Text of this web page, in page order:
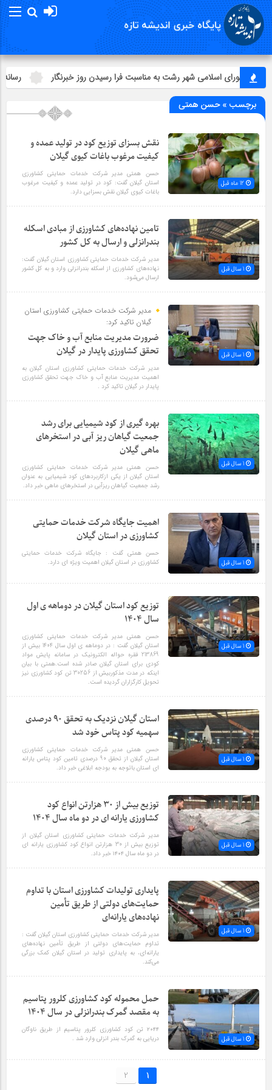
شورای اسلامي شهر رشت به مناسبت فرا رسیدن روز خبرنگار
برچسب » حسن همتی
نقش بسزای توزیع کود در تولید عمده و
کیفیت مرغوب باغات کیوی گیلان
حسن همتی مدیر شرکت خدمات حمایتی کشاورزی
استان گیلان گفت: کود در تولید عمده و کیفیت مرغوب
باغات کیوی گیلان نقش بسزایی دارد.
تامین نهاده‌های کشاورزی از مبادی اسکله
بندرانزلی و ارسال به کل کشور
مدیر شرکت خدمات حمایتی کشاورزی استان گیلان گفت:
نهاده‌های کشاورزی از اسکله بندرانزلی وارد و به کل کشور
ارسال می‌شود.
مدیر شرکت خدمات حمایتی کشاورزی استان
گیلان تاکید کرد:
ضرورت مدیریت منابع آب و خاک جهت
تحقق کشاورزی پایدار در گیلان
مدیر شرکت خدمات حمایتی کشاورزی استان گیلان به
اهمیت مدیریت منابع آب و خاک جهت تحقق کشاورزی
پایدار در گیلان تاکید کرد .
بهره گیری از کود شیمیایی برای رشد
جمعیت گیاهان ریز آبی در استخر‌های
ماهی گیلان
حسن همتی مدیر شرکت خدمات حمایتی کشاورزی
استان گیلان از یکی ازکاربرد‌های کود شیمیایی به عنوان
رشد جمعیت گیاهان ریزآبی در استخر‌های ماهی خبر داد.
اهمیت جایگاه شرکت خدمات حمایتی
کشاورزی در استان گیلان
حسن همتی گفت : جایگاه شرکت خدمات حمایتی
کشاورزی در استان گیلان اهمیت ویژه ای دارد.
توزیع کود استان گیلان در دوماهه ی اول
سال 1404
حسن همتی مدیر شرکت خدمات حمایتی کشاورزی
استان گیلان گفت : در دوماهه ی اول سال 1404 بیش از
213869 فقره حواله الکترونیک در سامانه پایش مواد
کودی برای استان گیلان صادر شده است.همتی با بیان
اینکه در مدت مذکوربیش از 30256 تن کود کشاورزی نیز
تحویل کارگزاران گردیده است.
استان گیلان نزدیک به تحقق 90 درصدی
سهمیه کود پتاس خود شد
حسن همتی مدیر شرکت خدمات حمایتی کشاورزی
استان گیلان از تحقق 90 درصدی تامین کود پتاس یارانه
ای استان باتوجه به بودجه ابلاغی خبر داد.
توزیع بیش از 30 هزارتن انواع کود
کشاورزی یارانه ای در دو ماه سال ۱۴۰۴
مدیر شرکت خدمات حمایتی کشاورزی استان گیلان از
توزیع بیش از 30 هزارتن انواع کود کشاورزی یارانه ای
در دو ماه سال ۱۴۰۴ خبر داد.
پایداری تولیدات کشاورزی استان با تداوم
حمایت‌های دولتی از طریق تأمین
نهاده‌های یارانه‌ای
مدیر شرکت خدمات حمایتی کشاورزی استان گیلان گفت :
تداوم حمایت‌های دولتی از طریق تأمین نهاده‌های
یارانه‌ای، به پایداری تولید در استان گیلان کمک بزرگی
می‌کند.
حمل محموله کود کشاورزی کلرور پتاسیم
به مقصد گمرک بندرانزلی در سال ۱۴۰۴
۲۰۴۴ تن کود کشاورزی کلرور پتاسیم از طریق ناوگان
دریایی به گمرک بندر انزلی وارد شد .
1
2